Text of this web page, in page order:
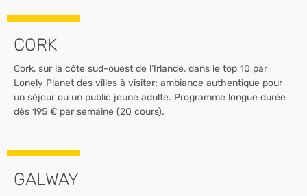
CORK
Cork, sur la côte sud-ouest de l’Irlande, dans le top 10 par
Lonely Planet des villes à visiter; ambiance authentique pour
un séjour ou un public jeune adulte. Programme longue durée
dès 195 € par semaine (20 cours).
GALWAY